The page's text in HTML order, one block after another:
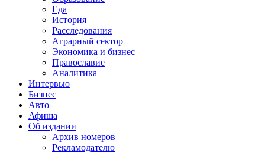
Еда
История
Расследования
Аграрный сектор
Экономика и бизнес
Православие
Аналитика
Интервью
Бизнес
Авто
Афиша
Об издании
Архив номеров
Рекламодателю